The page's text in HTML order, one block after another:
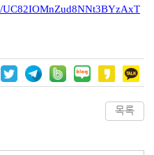
UC82IOMnZud8NNt3BYzAxT
목록